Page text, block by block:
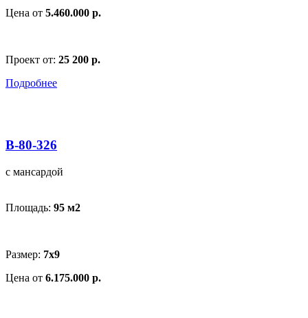
Цена от 5.460.000 р.
Проект от: 25 200 р.
Подробнее
В-80-326
с мансардой
Площадь: 95 м2
Размер: 7x9
Цена от 6.175.000 р.